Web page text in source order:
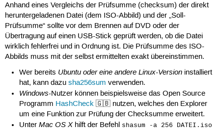
Anhand eines Vergleichs der Prüfsumme (checksum) der direkt
heruntergeladenen Datei (dem ISO-Abbild) und der „Soll-
Prüfsumme“ sollte vor dem Brennen auf DVD oder der
Übertragung auf einen USB-Stick geprüft werden, ob die Datei
wirklich fehlerfrei und in Ordnung ist. Die Prüfsumme des ISO-
Abbilds muss mit der selbst ermittelten exakt übereinstimmen.
Wer bereits Ubuntu oder eine andere Linux-Version installiert
hat, kann dazusha256sum verwenden.
Windows-Nutzer können beispielsweise das Open Source
Programm HashCheck 🇬🇧 nutzen, welches den Explorer
um eine Funktion zur Prüfung der Checksumme erweitert.
UnterMac OS Xhilft der Befehl shasum -a 256 DATEI.iso